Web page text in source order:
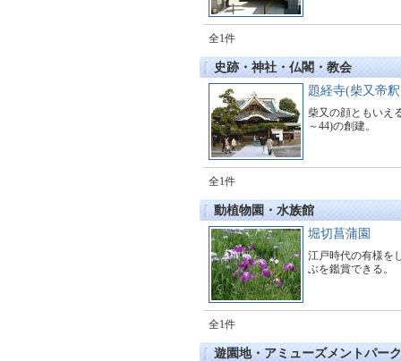
全1件
史跡・神社・仏閣・教会
題経寺(柴又帝
柴又の顔ともいえ
～44)の創建。
全1件
動植物園・水族館
堀切菖蒲園
江戸時代の有様を
ぶを鑑賞できる。
全1件
遊園地・アミューズメントパーク